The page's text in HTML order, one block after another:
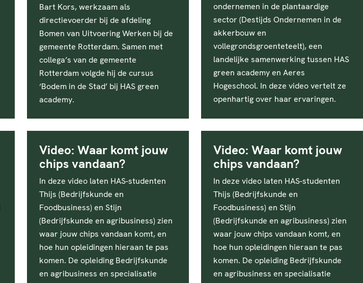
Bart Kors, werkzaam als
directievoerder bij de afdeling
Bomen van Uitvoering Werken bij de
gemeente Rotterdam. Samen met
collega’s van de gemeente
Rotterdam volgde hij de cursus
‘Bodem in de Stad’ bij HAS green
academy.
ondernemen in de plantaardige
sector (Destijds Ondernemen in de
akkerbouw en
vollegrondsgroenteteelt), een
landelijke samenwerking tussen HAS
green academy en Aeres
Hogeschool. In deze video vertelt ze
openhartig over haar ervaringen.
Video: Waar komt jouw
chips vandaan?
In deze video laten HAS-studenten
Thijs (Bedrijfskunde en
Foodbusiness) en Stijn
(Bedrijfskunde en agribusiness) zien
waar jouw chips vandaan komt, en
hoe hun opleidingen hieraan te pas
komen. De opleiding Bedrijfskunde
en agribusiness en specialisatie
Video: Waar komt jouw
chips vandaan?
In deze video laten HAS-studenten
Thijs (Bedrijfskunde en
Foodbusiness) en Stijn
(Bedrijfskunde en agribusiness) zien
waar jouw chips vandaan komt, en
hoe hun opleidingen hieraan te pas
komen. De opleiding Bedrijfskunde
en agribusiness en specialisatie